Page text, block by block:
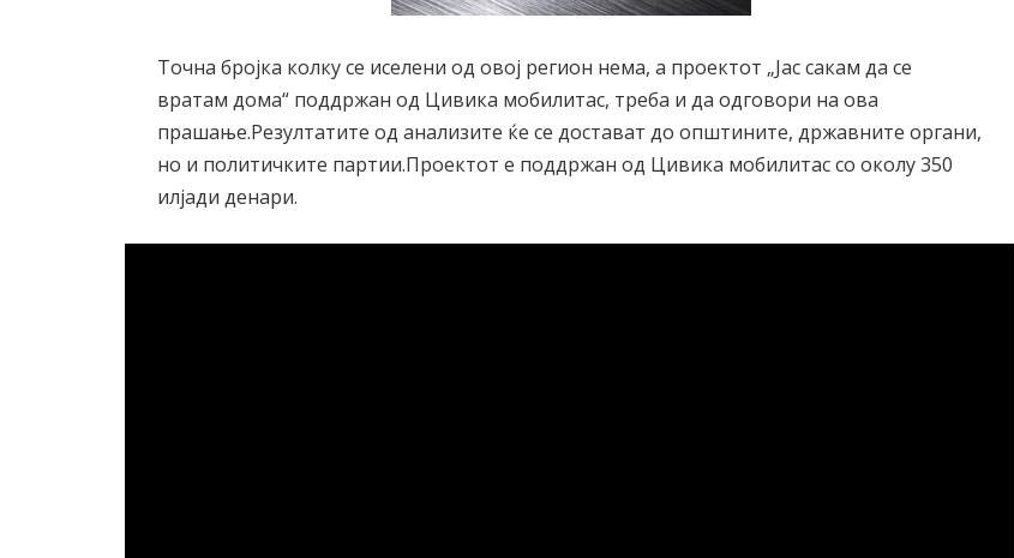
Точна бројка колку се иселени од овој регион нема, а проектот „Јас сакам да се
вратам дома“ поддржан од Цивика мобилитас, треба и да одговори на ова
прашање.Резултатите од анализите ќе се достават до општините, државните органи,
но и политичките партии.Проектот е поддржан од Цивика мобилитас со околу 350
илјади денари.